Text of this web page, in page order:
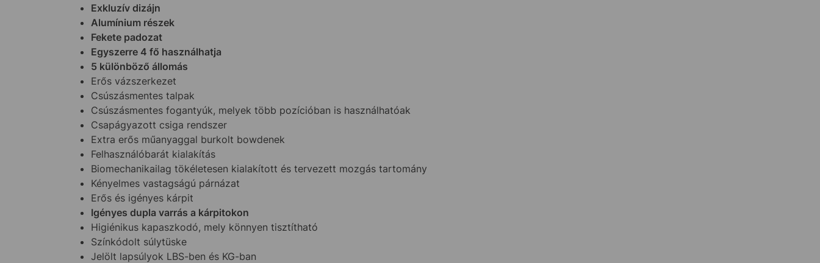
Exkluzív dizájn
Alumínium részek
Fekete padozat
Egyszerre 4 fő használhatja
5 különböző állomás
Erős vázszerkezet
Csúszásmentes talpak
Csúszásmentes fogantyúk, melyek több pozícióban is használhatóak
Csapágyazott csiga rendszer
Extra erős műanyaggal burkolt bowdenek
Felhasználóbarát kialakítás
Biomechanikailag tökéletesen kialakított és tervezett mozgás tartomány
Kényelmes vastagságú párnázat
Erős és igényes kárpit
Igényes dupla varrás a kárpitokon
Higiénikus kapaszkodó, mely könnyen tisztítható
Színkódolt súlytüske
Jelölt lapsúlyok LBS-ben és KG-ban